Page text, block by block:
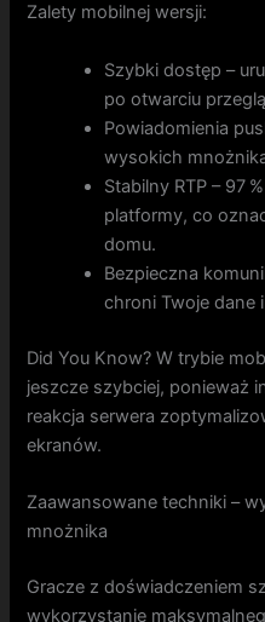
Zalety mobilnej wersji:
Szybki dostęp –
po otwarciu
Powiadomienia
wysokich
Stabilny RTP – 97
platformy, co
domu.
Bezpieczna
chroni Twoje dane
Did You Know? W trybie
jeszcze szybciej, ponieważ
reakcja serwera
ekranów.
Zaawansowane techniki –
mnożnika
Gracze z doświadczeniem
wykorzystanie